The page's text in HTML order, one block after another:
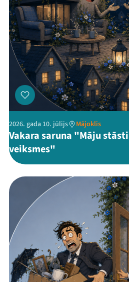
ThreadsFacebookYoutube
2026. gada 10. jūlijs Mājoklis
Vakara saruna "Māju
veiksmes"